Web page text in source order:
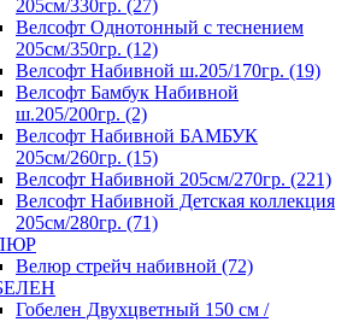
205см/330гр. (27)
Велсофт Однотонный с теснением
205см/350гр. (12)
Велсофт Набивной ш.205/170гр. (19)
Велсофт Бамбук Набивной
ш.205/200гр. (2)
Велсофт Набивной БАМБУК
205см/260гр. (15)
Велсофт Набивной 205см/270гр. (221)
Велсофт Набивной Детская коллекция
205см/280гр. (71)
Велюр стрейч набивной (72)
Гобелен Двухцветный 150 см /